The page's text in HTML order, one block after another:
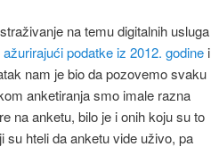
na temu digitalnih usluga
ažurirajući podatke iz 2012. godine i
nam je bio da pozovemo svaku
anketiranja smo imale razna
na anketu, bilo je i onih koju su to
su hteli da anketu vide uživo, pa